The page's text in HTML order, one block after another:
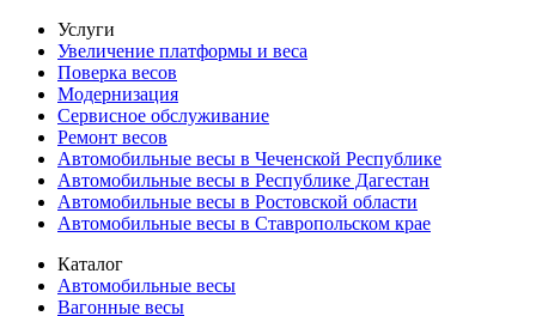
Услуги
Увеличение платформы и веса
Поверка весов
Модернизация
Сервисное обслуживание
Ремонт весов
Автомобильные весы в Чеченской Республике
Автомобильные весы в Республике Дагестан
Автомобильные весы в Ростовской области
Автомобильные весы в Ставропольском крае
Каталог
Автомобильные весы
Вагонные весы